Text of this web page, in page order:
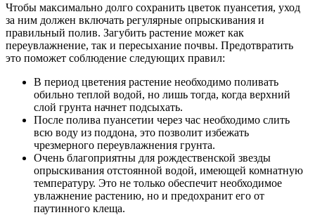
Чтобы максимально долго сохранить цветок пуансетия, уход
за ним должен включать регулярные опрыскивания и
правильный полив. Загубить растение может как
переувлажнение, так и пересыхание почвы. Предотвратить
это поможет соблюдение следующих правил:
В период цветения растение необходимо поливать
обильно теплой водой, но лишь тогда, когда верхний
слой грунта начнет подсыхать.
После полива пуансетии через час необходимо слить
всю воду из поддона, это позволит избежать
чрезмерного переувлажнения грунта.
Очень благоприятны для рождественской звезды
опрыскивания отстоянной водой, имеющей комнатную
температуру. Это не только обеспечит необходимое
увлажнение растению, но и предохранит его от
паутинного клеща.